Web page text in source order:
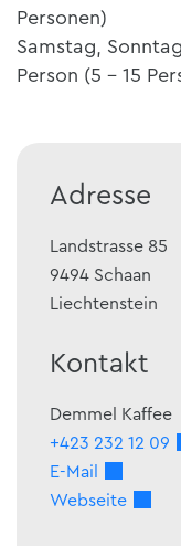
Personen)
Samstag,
Person (5 - 15
Adresse
Landstrasse 85
9494 Schaan
Liechtenstein
Kontakt
Demmel Kaffee
+423 232 12 09
E-Mail
Webseite